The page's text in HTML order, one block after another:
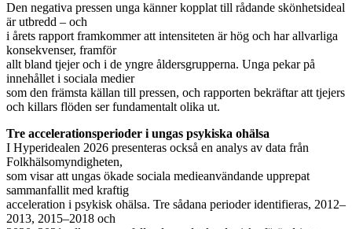
Den negativa pressen unga känner kopplat till rådande skönhetsideal
är utbredd – och
i årets rapport framkommer att intensiteten är hög och har allvarliga
konsekvenser, framför
allt bland tjejer och i de yngre åldersgrupperna. Unga pekar på
innehållet i sociala medier
som den främsta källan till pressen, och rapporten bekräftar att tjejers
och killars flöden ser fundamentalt olika ut.
Tre accelerationsperioder i ungas psykiska ohälsa
I Hyperidealen 2026 presenteras också en analys av data från
Folkhälsomyndigheten,
som visar att ungas ökade sociala medieanvändande upprepat
sammanfallit med kraftig
acceleration i psykisk ohälsa. Tre sådana perioder identifieras, 2012–
2013, 2015–2018 och